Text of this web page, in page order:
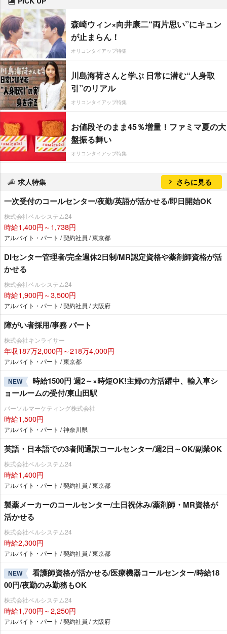
森崎ウィン×向井康二“両片思い”にキュン
が止まらん！
オリコンタイアップ特集
川島海荷さんと学ぶ 日常に潜む“人身取
引”のリアル
オリコンタイアップ特集
お値段そのまま45％増量！ファミマ夏の大
盤振る舞い
オリコンタイアップ特集
求人特集 さらに見る
一次受付のコールセンター/夜勤/英語が活かせる/即日開始OK
株式会社ベルシステム24
時給1,400円～1,738円
アルバイト・パート / 契約社員 / 東京都
DIセンター管理者/完全週休2日制/MR認定資格や薬剤師資格が活
かせる
株式会社ベルシステム24
時給1,900円～3,500円
アルバイト・パート / 契約社員 / 大阪府
障がい者採用/事務 パート
株式会社キンライサー
年収187万2,000円～218万4,000円
アルバイト・パート / 東京都
NEW
時給1500円 週2～×時短OK!主婦の方活躍中、輸入車シ
ョールームの受付/東山田駅
パーソルマーケティング株式会社
時給1,500円
アルバイト・パート / 神奈川県
英語・日本語での3者間通訳コールセンター/週2日～OK/副業OK
株式会社ベルシステム24
時給1,400円
アルバイト・パート / 契約社員 / 東京都
製薬メーカーのコールセンター/土日祝休み/薬剤師・MR資格が
活かせる
株式会社ベルシステム24
時給2,300円
アルバイト・パート / 契約社員 / 東京都
NEW
看護師資格が活かせる/医療機器コールセンター/時給18
00円/夜勤のみ勤務もOK
株式会社ベルシステム24
時給1,700円～2,250円
アルバイト・パート / 契約社員 / 大阪府